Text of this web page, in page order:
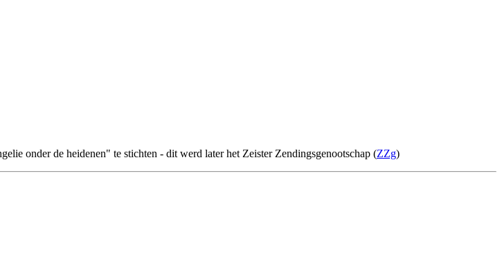
onder de heidenen" te stichten - dit werd later het Zeister Zendingsgenootschap (ZZg)